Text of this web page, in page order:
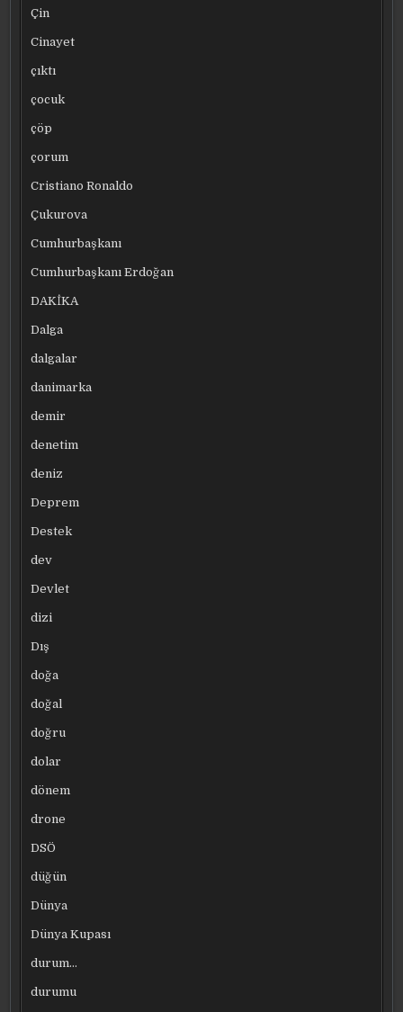
Çin
Cinayet
çıktı
çocuk
çöp
çorum
Cristiano Ronaldo
Çukurova
Cumhurbaşkanı
Cumhurbaşkanı Erdoğan
DAKİKA
Dalga
dalgalar
danimarka
demir
denetim
deniz
Deprem
Destek
dev
Devlet
dizi
Dış
doğa
doğal
doğru
dolar
dönem
drone
DSÖ
düğün
Dünya
Dünya Kupası
durum…
durumu